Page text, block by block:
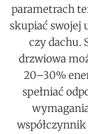
parametrach
skupiać swojej
czy dachu.
drzwiowa
20–30%
spełniać